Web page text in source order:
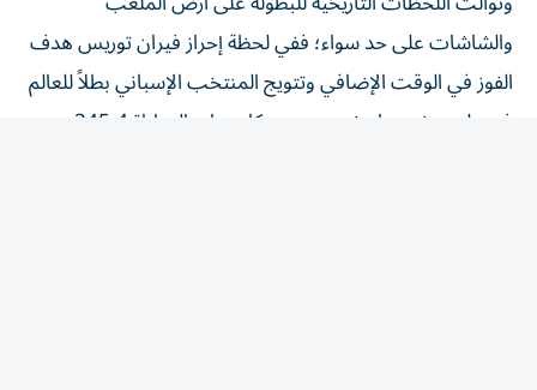
والشاشات على حد سواء؛ ففي لحظة إحراز فيران توريس هدف
الفوز في الوقت الإضافي وتتويج المنتخب الإسباني بطلاً للعالم
في ملعب نيويورك نيو جيرسي، كان يتابع المباراة 245.4